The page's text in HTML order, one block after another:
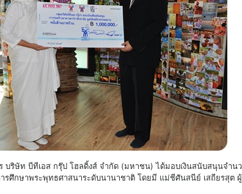
ษัท บีทีเอส กรุ๊ป โฮลดิ้งส์ จำกัด (มหาชน) ได้มอบเงินสนับสนุนจำน
รศึกษาพระพุทธศาสนาระดับนานาชาติ โดยมี แม่ชีศันสนีย์ เสถียรสุต